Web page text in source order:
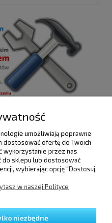
PŁATNOŚCI
umożliwiają poprawne
dostosować ofertę do Twoich
wykorzystanie przez nas
do sklepu lub dostosować
wybierając opcję "Dostosuj
w naszej Polityce
niezbędne